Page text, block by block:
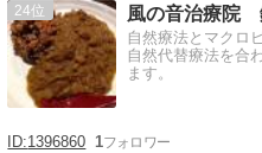
24 風の音治療院
自然療法とマクロ
自然代替療法を合
ます。
1396860 1